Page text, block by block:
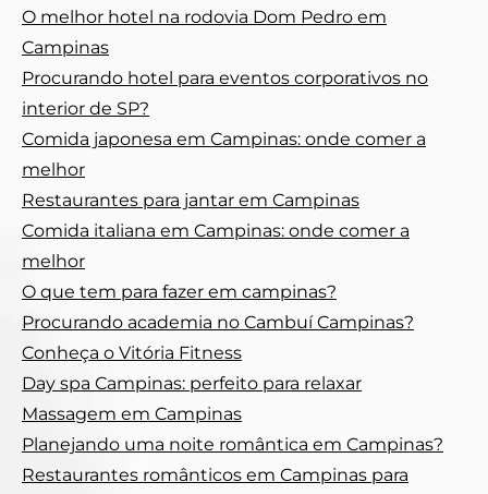
O melhor hotel na rodovia Dom Pedro em
Campinas
Procurando hotel para eventos corporativos no
interior de SP?
Comida japonesa em Campinas: onde comer a
melhor
Restaurantes para jantar em Campinas
Comida italiana em Campinas: onde comer a
melhor
O que tem para fazer em campinas?
Procurando academia no Cambuí Campinas?
Conheça o Vitória Fitness
Day spa Campinas: perfeito para relaxar
Massagem em Campinas
Planejando uma noite romântica em Campinas?
Restaurantes românticos em Campinas para